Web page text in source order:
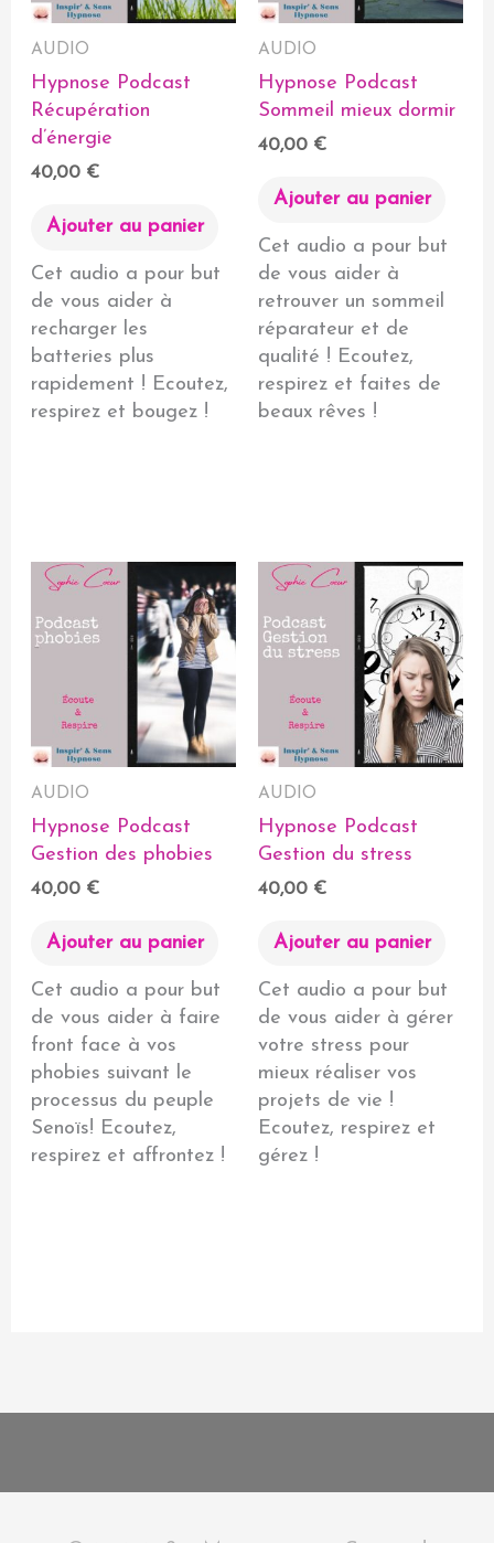
AUDIO
Hypnose Podcast
Récupération
d’énergie
40,00 €
Ajouter au panier
Cet audio a pour but
de vous aider à
recharger les
batteries plus
rapidement ! Ecoutez,
respirez et bougez !
AUDIO
Hypnose Podcast
Sommeil mieux dormir
40,00 €
Ajouter au panier
Cet audio a pour but
de vous aider à
retrouver un sommeil
réparateur et de
qualité ! Ecoutez,
respirez et faites de
beaux rêves !
AUDIO
Hypnose Podcast
Gestion des phobies
40,00 €
Ajouter au panier
Cet audio a pour but
de vous aider à faire
front face à vos
phobies suivant le
processus du peuple
Senoïs! Ecoutez,
respirez et affrontez !
AUDIO
Hypnose Podcast
Gestion du stress
40,00 €
Ajouter au panier
Cet audio a pour but
de vous aider à gérer
votre stress pour
mieux réaliser vos
projets de vie !
Ecoutez, respirez et
gérez !